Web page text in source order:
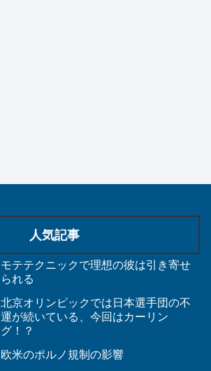
人気記事
モテテクニックで理想の彼は引き寄せ
られる
北京オリンピックでは日本選手団の不
運が続いている、今回はカーリン
グ！？
欧米のポルノ規制の影響